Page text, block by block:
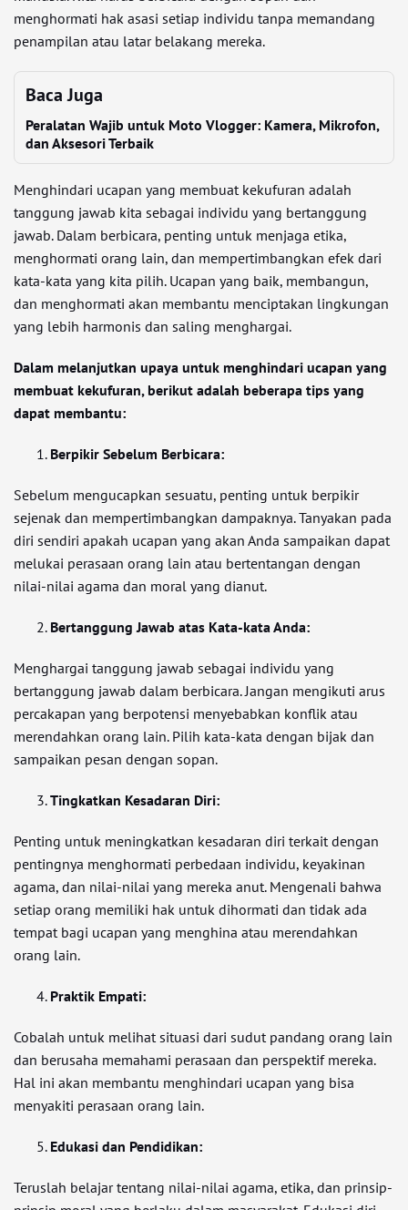
menghormati hak asasi setiap individu tanpa memandang
penampilan atau latar belakang mereka.
Baca Juga
Peralatan Wajib untuk Moto Vlogger: Kamera, Mikrofon,
dan Aksesori Terbaik
Menghindari ucapan yang membuat kekufuran adalah
tanggung jawab kita sebagai individu yang bertanggung
jawab. Dalam berbicara, penting untuk menjaga etika,
menghormati orang lain, dan mempertimbangkan efek dari
kata-kata yang kita pilih. Ucapan yang baik, membangun,
dan menghormati akan membantu menciptakan lingkungan
yang lebih harmonis dan saling menghargai.
Dalam melanjutkan upaya untuk menghindari ucapan yang
membuat kekufuran, berikut adalah beberapa tips yang
dapat membantu:
Berpikir Sebelum Berbicara:
Sebelum mengucapkan sesuatu, penting untuk berpikir
sejenak dan mempertimbangkan dampaknya. Tanyakan pada
diri sendiri apakah ucapan yang akan Anda sampaikan dapat
melukai perasaan orang lain atau bertentangan dengan
nilai-nilai agama dan moral yang dianut.
Bertanggung Jawab atas Kata-kata Anda:
Menghargai tanggung jawab sebagai individu yang
bertanggung jawab dalam berbicara. Jangan mengikuti arus
percakapan yang berpotensi menyebabkan konflik atau
merendahkan orang lain. Pilih kata-kata dengan bijak dan
sampaikan pesan dengan sopan.
Tingkatkan Kesadaran Diri:
Penting untuk meningkatkan kesadaran diri terkait dengan
pentingnya menghormati perbedaan individu, keyakinan
agama, dan nilai-nilai yang mereka anut. Mengenali bahwa
setiap orang memiliki hak untuk dihormati dan tidak ada
tempat bagi ucapan yang menghina atau merendahkan
orang lain.
Praktik Empati:
Cobalah untuk melihat situasi dari sudut pandang orang lain
dan berusaha memahami perasaan dan perspektif mereka.
Hal ini akan membantu menghindari ucapan yang bisa
menyakiti perasaan orang lain.
Edukasi dan Pendidikan:
Teruslah belajar tentang nilai-nilai agama, etika, dan prinsip-